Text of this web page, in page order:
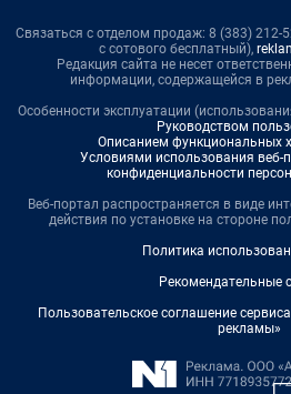
Связаться с отделом продаж: 8 (383) 212-
с сотового бесплатный),
Редакция сайта не несет
информации, содержащейся в
Особенности эксплуатации
Руководством
Описанием функциональных
Условиями использования веб-
конфиденциальности
Веб-портал распространяется в виде
действия по установке на стороне
Политика
Рекомендательные
Пользовательское соглашение
рекламы»